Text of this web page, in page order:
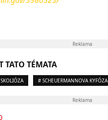
Reklama
TATO TÉMATA
# SCHEUERMANNOVA KYFÓZA
Reklama